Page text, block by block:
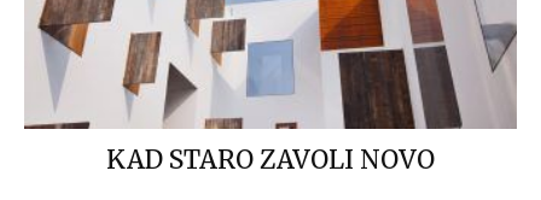
KAD STARO ZAVOLI NOVO